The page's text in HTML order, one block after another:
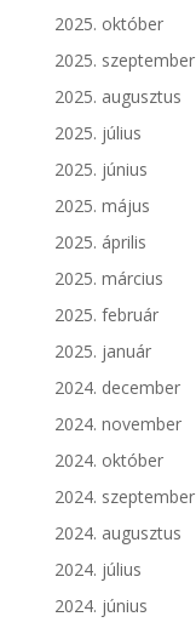
2025. október
2025. szeptember
2025. augusztus
2025. július
2025. június
2025. május
2025. április
2025. március
2025. február
2025. január
2024. december
2024. november
2024. október
2024. szeptember
2024. augusztus
2024. július
2024. június